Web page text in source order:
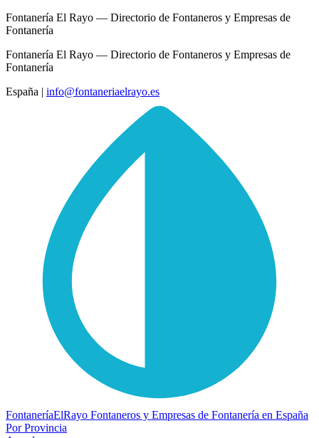
Fontanería El Rayo — Directorio de Fontaneros y Empresas de
Fontanería
Fontanería El Rayo — Directorio de Fontaneros y Empresas de
Fontanería
España | info@fontaneriaelrayo.es
FontaneríaElRayo Fontaneros y Empresas de Fontanería en España
Por Provincia